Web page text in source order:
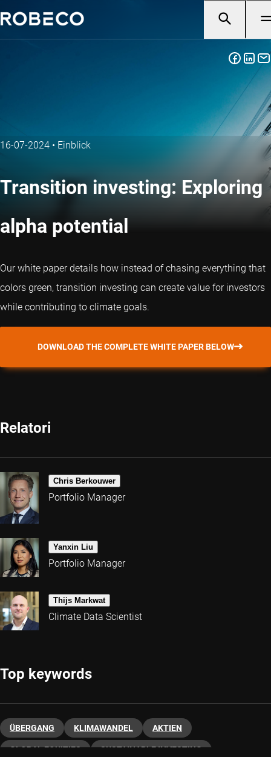
16-07-2024 • Einblick
Transition investing: Exploring
alpha potential
Our white paper details how instead of chasing everything that
colors green, transition investing can create value for investors
while contributing to climate goals.
DOWNLOAD THE COMPLETE WHITE PAPER BELOW
Relatori
Chris Berkouwer
Portfolio Manager
Yanxin Liu
Portfolio Manager
Thijs Markwat
Climate Data Scientist
Top keywords
ÜBERGANG KLIMAWANDEL AKTIEN
GLOBAL EQUITIES SUSTAINABLE INVESTING